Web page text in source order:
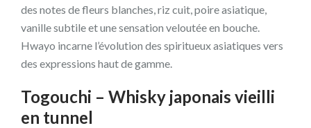
des notes de fleurs blanches, riz cuit, poire asiatique,
vanille subtile et une sensation veloutée en bouche.
Hwayo incarne l’évolution des spiritueux asiatiques vers
des expressions haut de gamme.
Togouchi – Whisky japonais vieilli
en tunnel